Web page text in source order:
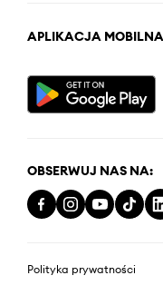
APLIKACJA MOBILNA
OBSERWUJ NAS NA:
Polityka prywatności